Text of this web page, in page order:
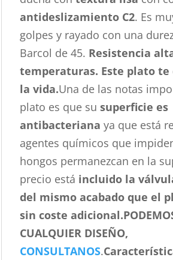
antideslizamiento C2. Es
golpes y rayado con una
Barcol de 45. Resistencia
temperaturas. Este plato te
la vida.Una de las notas
plato es que susuperficie es
antibacterianaya que está
agentes químicos que
hongos permanezcan en la
precio está incluido la
del mismo acabado que el
sin coste adicional.
CUALQUIER DISEÑO,
CONSULTANOS.